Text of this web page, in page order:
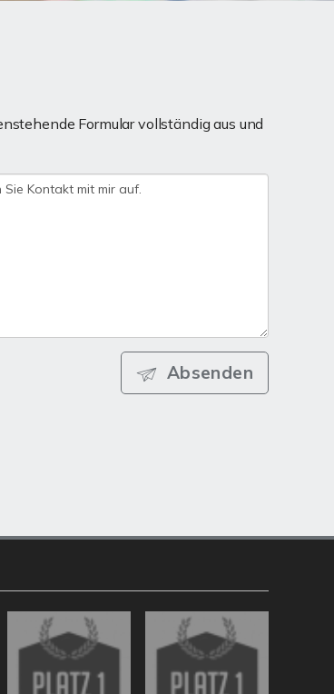
Formular vollständig aus und
Absenden